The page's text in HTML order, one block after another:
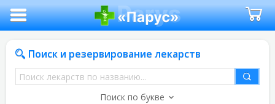
Поиск и резервирование лекарств
Поиск
лекарств
Поиск по букве